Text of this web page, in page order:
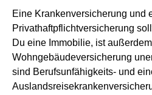
Eine Krankenversicherung und
Privathaftpflichtversicherung
Du eine Immobilie, ist
Wohngebäudeversicherung
sind Berufsunfähigkeits- und